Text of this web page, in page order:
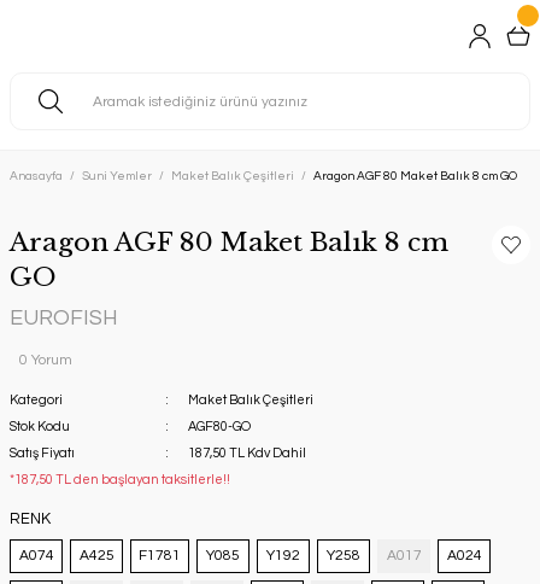
Anasayfa Suni Yemler Maket Balık Çeşitleri Aragon AGF 80 Maket Balık 8 cm GO
Aragon AGF 80 Maket Balık 8 cm
GO
EUROFISH
0 Yorum
Kategori
Maket Balık Çeşitleri
Stok Kodu
AGF80-GO
Satış Fiyatı
187,50 TL Kdv Dahil
*187,50 TL den başlayan taksitlerle!!
RENK
A074 A425 F1781 Y085 Y192 Y258 A017 A024